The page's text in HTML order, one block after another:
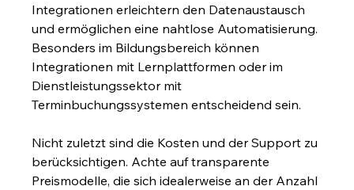
Integrationen erleichtern den Datenaustausch
und ermöglichen eine nahtlose Automatisierung.
Besonders im Bildungsbereich können
Integrationen mit Lernplattformen oder im
Dienstleistungssektor mit
Terminbuchungssystemen entscheidend sein.
Nicht zuletzt sind die Kosten und der Support zu
berücksichtigen. Achte auf transparente
Preismodelle, die sich idealerweise an der Anzahl